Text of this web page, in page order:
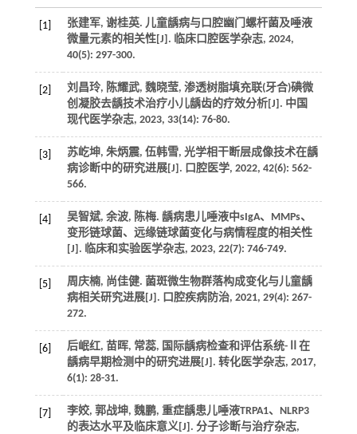
[1]
张建军, 谢桂英. 儿童龋病与口腔幽门螺杆菌及唾液
微量元素的相关性[J]. 临床口腔医学杂志, 2024,
40(5): 297-300.
[2]
刘昌玲, 陈耀武, 魏晓莹, 渗透树脂填充联(牙合)碘微
创凝胶去龋技术治疗小儿龋齿的疗效分析[J]. 中国
现代医学杂志, 2023, 33(14): 76-80.
[3]
苏屹坤, 朱炳震, 伍韩雪, 光学相干断层成像技术在龋
病诊断中的研究进展[J]. 口腔医学, 2022, 42(6): 562-
566.
[4]
吴智斌, 余波, 陈梅. 龋病患儿唾液中sIgA、MMPs、
变形链球菌、远缘链球菌变化与病情程度的相关性
[J]. 临床和实验医学杂志, 2023, 22(7): 746-749.
[5]
周庆楠, 尚佳健. 菌斑微生物群落构成变化与儿童龋
病相关研究进展[J]. 口腔疾病防治, 2021, 29(4): 267-
272.
[6]
后岷红, 苗晖, 常蕊, 国际龋病检查和评估系统-Ⅱ在
龋病早期检测中的研究进展[J]. 转化医学杂志, 2017,
6(1): 28-31.
[7]
李姣, 郭战坤, 魏鹏, 重症龋患儿唾液TRPA1、NLRP3
的表达水平及临床意义[J]. 分子诊断与治疗杂志,